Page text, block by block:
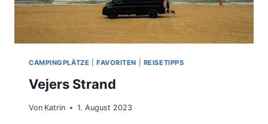
CAMPINGPLÄTZE FAVORITEN REISETIPPS
Vejers Strand
Von Katrin 1. August 2023